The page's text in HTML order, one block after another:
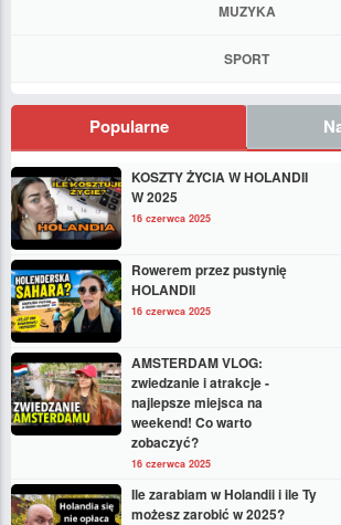
MUZYKA
SPORT
Popularne
KOSZTY ŻYCIA W HOLANDII
W 2025
16 czerwca 2025
Rowerem przez pustynię
HOLANDII
16 czerwca 2025
AMSTERDAM VLOG:
zwiedzanie i atrakcje -
najlepsze miejsca na
weekend! Co warto
zobaczyć?
16 czerwca 2025
Ile zarabiam w Holandii i ile Ty
możesz zarobić w 2025?